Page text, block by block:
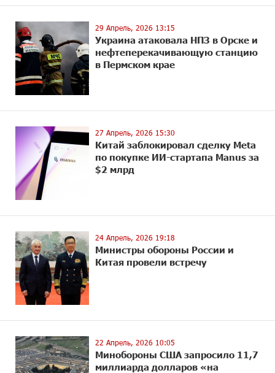
29 Апрель, 2026 13:15
Украина атаковала НПЗ в Орске и
нефтеперекачивающую станцию
в Пермском крае
27 Апрель, 2026 15:30
Китай заблокировал сделку Meta
по покупке ИИ-стартапа Manus за
$2 млрд
24 Апрель, 2026 19:18
Министры обороны России и
Китая провели встречу
22 Апрель, 2026 10:05
Минобороны США запросило 11,7
миллиарда долларов «на